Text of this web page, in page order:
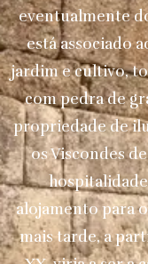
eventualmente
está associado
jardim e cultivo,
com pedra de
propriedade de
os Viscondes
alojamento para
mais tarde, a